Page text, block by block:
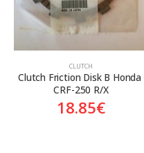
CLUTCH
Clutch Friction Disk B Honda
CRF-250 R/X
18.85€